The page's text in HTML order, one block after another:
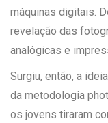
máquinas digitais.
revelação das
analógicas e
Surgiu, então, a
da metodologia
os jovens tiraram